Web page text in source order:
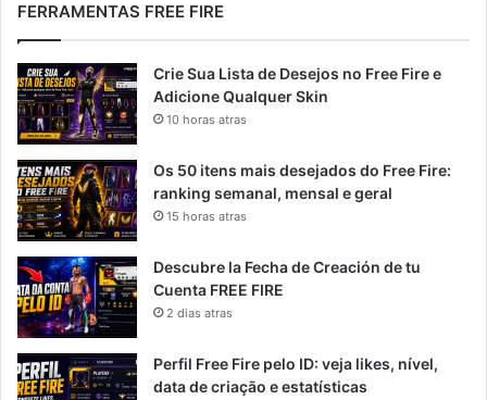
FERRAMENTAS FREE FIRE
Crie Sua Lista de Desejos no Free Fire e
Adicione Qualquer Skin
10 horas atras
Os 50 itens mais desejados do Free Fire:
ranking semanal, mensal e geral
15 horas atras
Descubre la Fecha de Creación de tu
Cuenta FREE FIRE
2 dias atras
Perfil Free Fire pelo ID: veja likes, nível,
data de criação e estatísticas